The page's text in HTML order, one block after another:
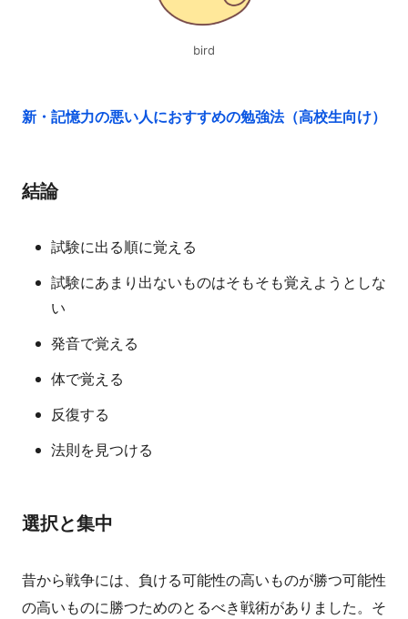
bird
新・記憶力の悪い人におすすめの勉強法（高校生向け）
結論
試験に出る順に覚える
試験にあまり出ないものはそもそも覚えようとしな
い
発音で覚える
体で覚える
反復する
法則を見つける
選択と集中
昔から戦争には、負ける可能性の高いものが勝つ可能性
の高いものに勝つためのとるべき戦術がありました。そ